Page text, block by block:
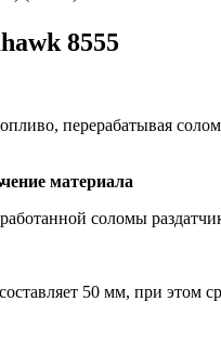
8555
перерабатывая
материала
соломы
50 мм, при этом